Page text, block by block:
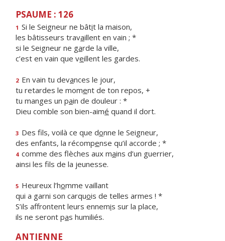
PSAUME : 126
1 Si le Seigneur ne bâtit la maison,
les bâtisseurs travaillent en vain ; *
si le Seigneur ne garde la ville,
c’est en vain que veillent les gardes.
2 En vain tu devances le jour,
tu retardes le moment de ton repos, +
tu manges un pain de douleur : *
Dieu comble son bien-aimé quand il dort.
3 Des fils, voilà ce que donne le Seigneur,
des enfants, la récompense qu’il accorde ; *
4 comme des flèches aux mains d’un guerrier,
ainsi les fls de la jeunesse.
5 Heureux l’homme vaillant
qui a garni son carquois de telles armes ! *
S’ils affrontent leurs ennemis sur la place,
ils ne seront pas humiliés.
ANTIENNE